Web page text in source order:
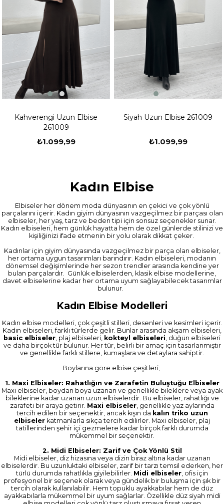
Kahverengi Uzun Elbise
261009
₺1.099,99
Siyah Uzun Elbise 261009
₺1.099,99
Kadın Elbise
Elbiseler her dönem moda dünyasının en çekici ve çok yönlü
parçalarını içerir. Kadın giyim dünyasının vazgeçilmez bir parçası olan
elbiseler, her yaş, tarz ve beden tipi için sonsuz seçenekler sunar.
Kadın elbiseleri, hem günlük hayatta hem de özel günlerde stilinizi ve
kişiliğinizi ifade etmenin bir yolu olarak dikkat çeker.
Kadınlar için giyim dünyasında vazgeçilmez bir parça olan elbiseler,
her ortama uygun tasarımları barındırır. Kadın elbiseleri, modanın
dönemsel değişimlerinde her sezon trendler arasında kendine yer
bulan parçalardır. Günlük elbiselerden, klasik elbise modellerine,
davet elbiselerine kadar her ortama uyum sağlayabilecek tasarımlar
bulunur.
Kadın Elbise Modelleri
Kadın elbise modelleri, çok çeşitli stilleri, desenleri ve kesimleri içerir.
Kadın elbiseleri, farklı türlerde gelir. Bunlar arasında akşam elbiseleri,
basic elbiseler, plaj elbiseleri, kokteyl elbiseleri, düğün elbiseleri
ve daha birçok tür bulunur. Her tür, belirli bir amaç için tasarlanmıştır
ve genellikle farklı stillere, kumaşlara ve detaylara sahiptir.
Boylarına göre elbise çeşitleri;
1. Maxi Elbiseler: Rahatlığın ve Zarafetin Buluştuğu Elbiseler
Maxi elbiseler, boydan boya uzanan ve genellikle bileklere veya ayak
bileklerine kadar uzanan uzun elbiselerdir. Bu elbiseler, rahatlığı ve
zarafeti bir araya getirir. Maxi elbiseler, genellikle yaz aylarında
tercih edilen bir seçenektir, ancak kışın da kalın triko uzun
elbiseler katmanlarla sıkça tercih edilirler. Maxi elbiseler, plaj
tatillerinden şehir içi gezmelere kadar birçok farklı durumda
mükemmel bir seçenektir.
2. Midi Elbiseler: Zarif ve Çok Yönlü Stil
Midi elbiseler, diz hizasına veya dizin biraz altına kadar uzanan
elbiselerdir. Bu uzunluktaki elbiseler, zarif bir tarzı temsil ederken, her
türlü durumda rahatlıkla giyilebilirler. Midi elbiseler, ofis için
profesyonel bir seçenek olarak veya gündelik bir buluşma için şık bir
tercih olarak kullanılabilir. Hem topuklu ayakkabılar hem de düz
ayakkabılarla mükemmel bir uyum sağlarlar. Özellikle düz siyah midi